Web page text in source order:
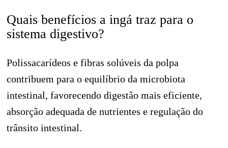
Quais benefícios a ingá traz para o
sistema digestivo?
Polissacarídeos e fibras solúveis da polpa
contribuem para o equilíbrio da microbiota
intestinal, favorecendo digestão mais eficiente,
absorção adequada de nutrientes e regulação do
trânsito intestinal.